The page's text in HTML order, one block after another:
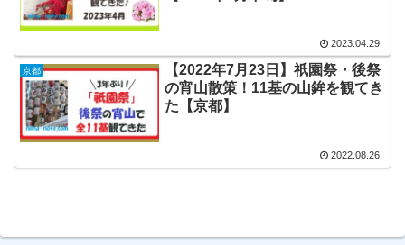
2023.04.29
京都
【2022年7月23日】祇園祭・後祭
の宵山散策！11基の山鉾を観てき
た【京都】
2022.08.26